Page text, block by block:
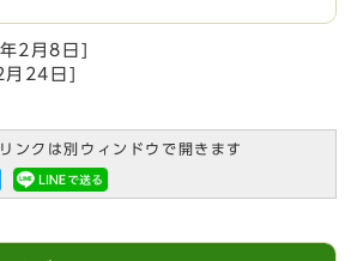
2月8日
24日
ンクは別ウィンドウで開きます